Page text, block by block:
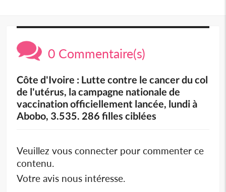
0 Commentaire(s)
Côte d'Ivoire : Lutte contre le cancer du col
de l'utérus, la campagne nationale de
vaccination officiellement lancée, lundi à
Abobo, 3.535. 286 filles ciblées
Veuillez vous connecter pour commenter ce
contenu.
Votre avis nous intéresse.